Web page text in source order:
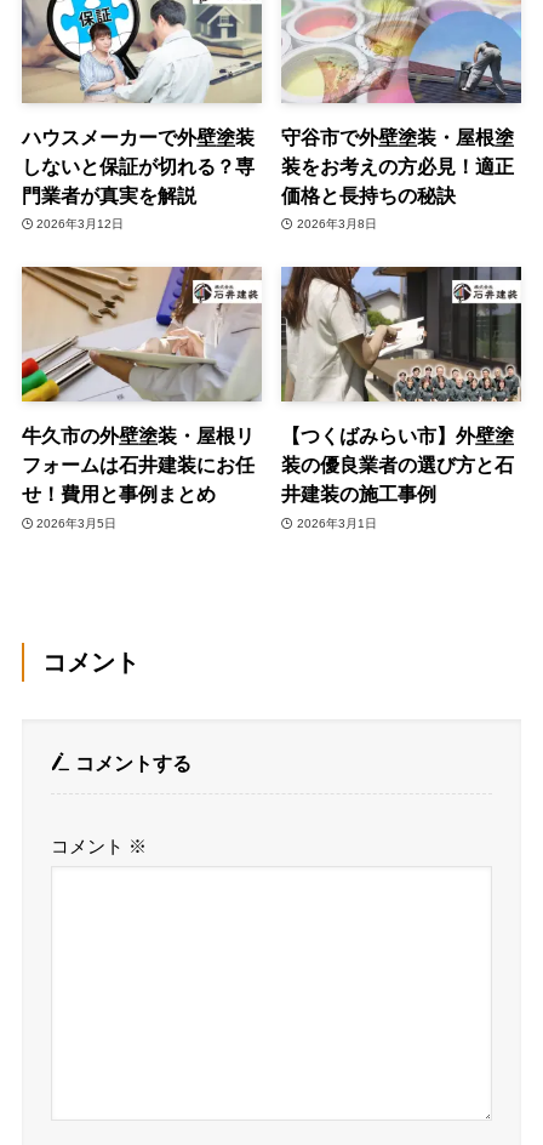
ハウスメーカーで外壁塗装
しないと保証が切れる？専
門業者が真実を解説
2026年3月12日
守谷市で外壁塗装・屋根塗
装をお考えの方必見！適正
価格と長持ちの秘訣
2026年3月8日
牛久市の外壁塗装・屋根リ
フォームは石井建装にお任
せ！費用と事例まとめ
2026年3月5日
【つくばみらい市】外壁塗
装の優良業者の選び方と石
井建装の施工事例
2026年3月1日
コメント
コメントする
コメント ※